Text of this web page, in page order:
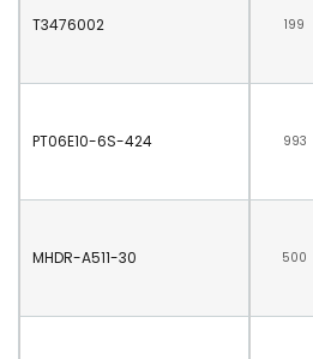
T3476002 199
PT06E10-6S-424 993
MHDR-A511-30 500